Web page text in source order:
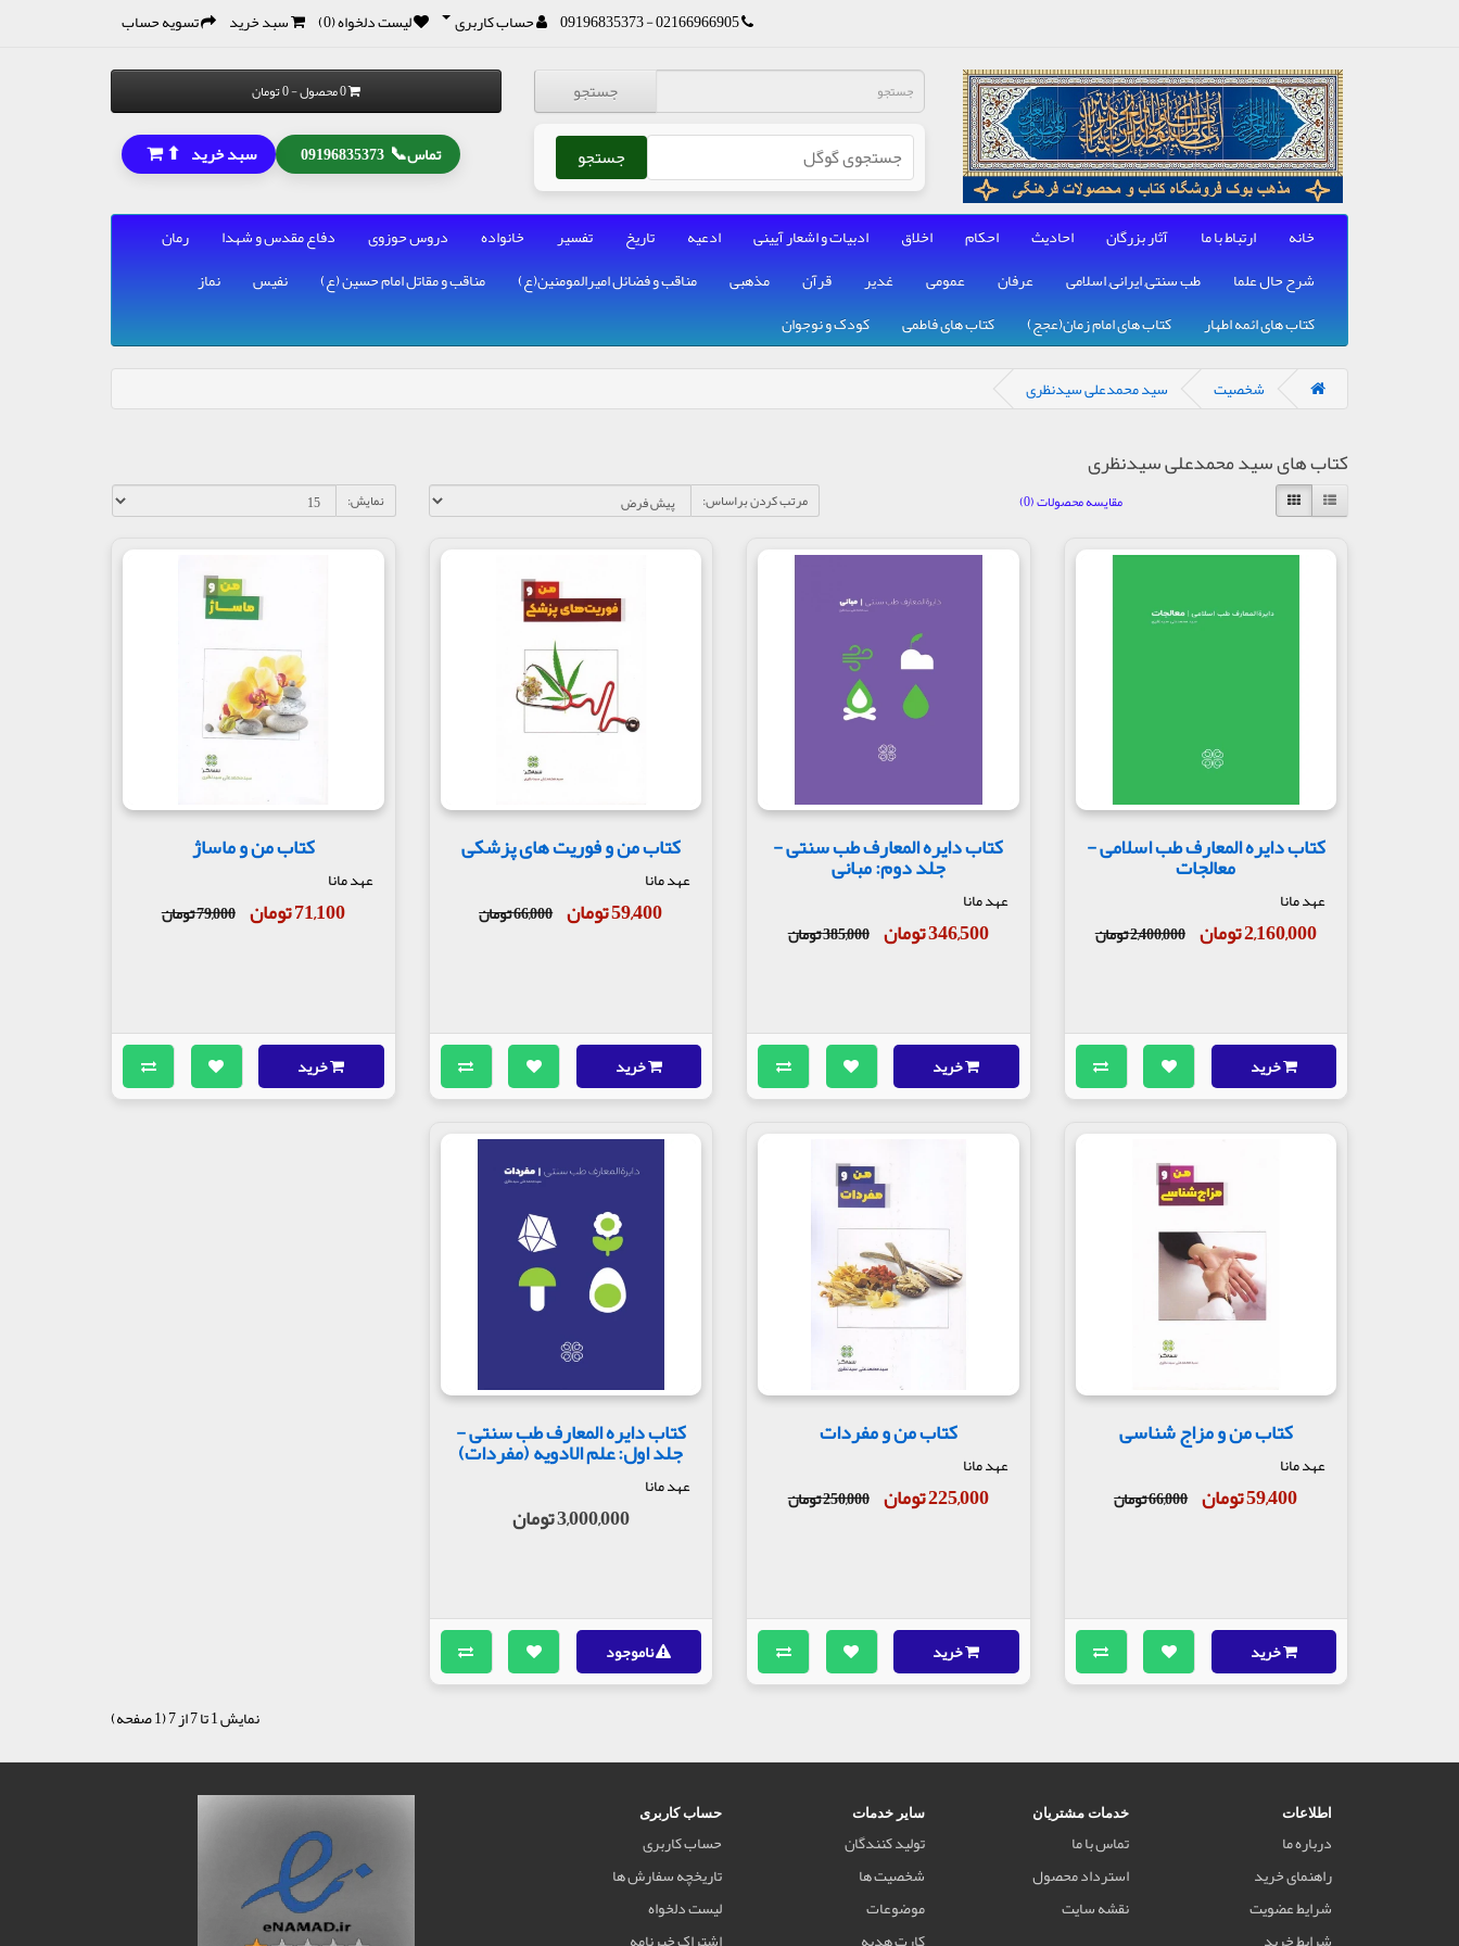
02166966905 - 09196835373 حساب کاربری لیست دلخواه (0) سبد خرید تسویه حساب
جستجو
جستجو
0 محصول - 0 تومان
تماس📞
09196835373 سبد خرید ⬆
خانه ارتباط با ما آثار بزرگان احادیث احکام اخلاق ادبیات و اشعار آیینی ادعیه تاریخ تفسیر خانواده دروس حوزوی دفاع مقدس و شهدا
رمان
شرح حال علما
طب سنتی, ایرانی, اسلامی عرفان عمومی غدیر قرآن مذهبی مناقب و فضائل امیرالمومنین(ع) مناقب و مقاتل امام حسین (ع) نفیس
نماز
کتاب های ائمه اطهار
کتاب های امام زمان(عجج) کتاب های فاطمی کودک و نوجوان
شخصیت سید محمدعلی سیدنظری
کتاب های سید محمدعلی سیدنظری
مقایسه محصولات (0) مرتب کردن براساس: نمایش:
کتاب دایره المعارف طب اسلامی -
معالجات
عهد مانا
2,160,000 تومان 2,400,000 تومان
خرید
کتاب دایره المعارف طب سنتی -
جلد دوم: مبانی
عهد مانا
346,500 تومان 385,000 تومان
خرید
کتاب من و فوریت های پزشکی
عهد مانا
59,400 تومان 66,000 تومان
خرید
کتاب من و ماساژ
عهد مانا
71,100 تومان 79,000 تومان
خرید
کتاب من و مزاج شناسی
عهد مانا
59,400 تومان 66,000 تومان
خرید
کتاب من و مفردات
عهد مانا
225,000 تومان 250,000 تومان
خرید
کتاب دایره المعارف طب سنتی -
جلد اول: علم الادویه (مفردات)
عهد مانا
3,000,000 تومان
ناموجود
نمایش 1 تا 7 از 7 (1 صفحه)
اطلاعات
درباره ما
راهنمای خرید
شرایط عضویت
خدمات مشتریان
تماس با ما
استرداد محصول
نقشه سایت
سایر خدمات
تولید کنندگان
شخصیت ها
موضوعات
حساب کاربری
حساب کاربری
تاریخچه سفارش ها
لیست دلخواه